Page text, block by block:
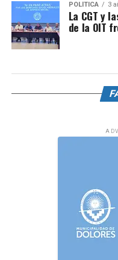
POLÍTICA 3
La CGT y
de la OIT